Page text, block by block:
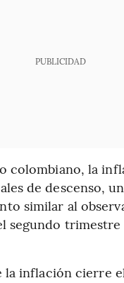
PUBLICIDAD
colombiano, la
de descenso, un
similar al
segundo trimestre
la inflación cierre